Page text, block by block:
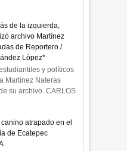
de la izquierda,
archivo Martínez
de Reportero /
López*
y políticos
Martínez Nateras
su archivo. CARLOS
atrapado en el
de Ecatepec